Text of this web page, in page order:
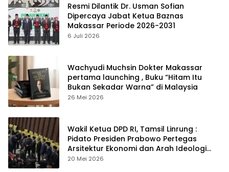
Resmi Dilantik Dr. Usman Sofian
Dipercaya Jabat Ketua Baznas
Makassar Periode 2026-2031
6 Juli 2026
Wachyudi Muchsin Dokter Makassar
pertama launching , Buku “Hitam Itu
Bukan Sekadar Warna” di Malaysia
26 Mei 2026
Wakil Ketua DPD RI, Tamsil Linrung :
Pidato Presiden Prabowo Pertegas
Arsitektur Ekonomi dan Arah Ideologi
Pembangunan
20 Mei 2026